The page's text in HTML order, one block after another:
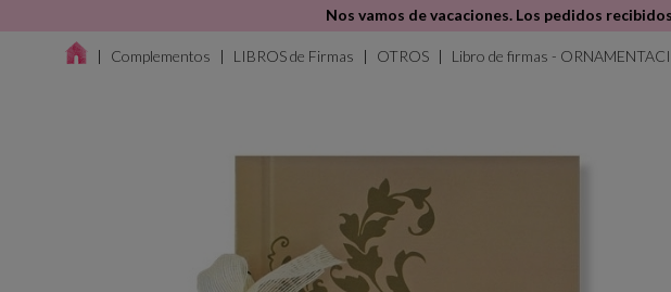
Nos vamos de vacaciones. Los pedidos
Complementos LIBROS de Firmas OTROS Libro de firmas -